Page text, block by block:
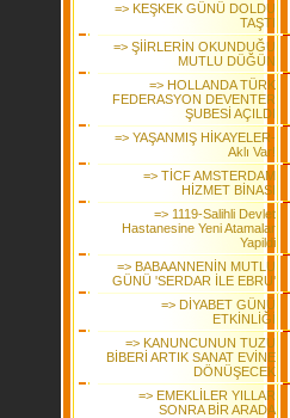
=> KEŞKEK GÜNÜ DOLDU
TAŞTI
=> ŞİİRLERİN OKUNDUĞU
MUTLU DÜĞÜN
=> HOLLANDA TÜRK
FEDERASYON DEVENTER
ŞUBESİ AÇILDI
=> YAŞANMIŞ HİKAYELER-
Aklı Var!
=> TİCF AMSTERDAM
HİZMET BİNASI
=> 1119-Salihli Devlet
Hastanesine Yeni Atamalar
Yapildi
=> BABAANNENİN MUTLU
GÜNÜ 'SERDAR İLE EBRU'
=> DİYABET GÜNÜ
ETKİNLİĞİ
=> KANUNCUNUN TUZU
BİBERİ ARTIK SANAT EVİNE
DÖNÜŞECEK
=> EMEKLİLER YILLAR
SONRA BİR ARADA